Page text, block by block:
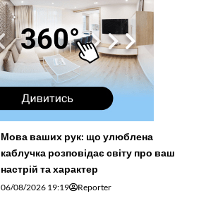
Мова ваших рук: що улюблена
каблучка розповідає світу про ваш
настрій та характер
06/08/2026 19:19 Reporter